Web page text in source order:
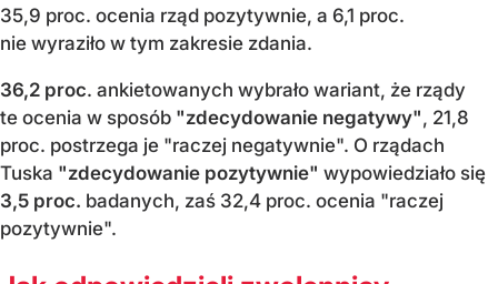
35,9 proc. ocenia rząd pozytywnie, a 6,1 proc.
nie wyraziło w tym zakresie zdania.
36,2 proc. ankietowanych wybrało wariant, że rządy
te ocenia w sposób "zdecydowanie negatywy", 21,8
proc. postrzega je "raczej negatywnie". O rządach
Tuska "zdecydowanie pozytywnie" wypowiedziało się
3,5 proc. badanych, zaś 32,4 proc. ocenia "raczej
pozytywnie".